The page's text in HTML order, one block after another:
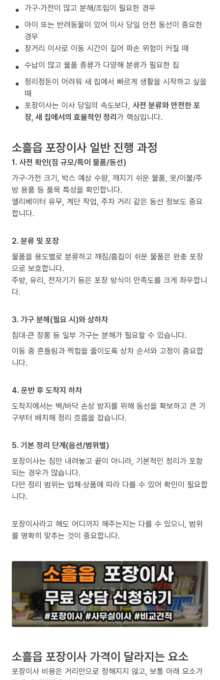
가구·가전이 많고 분해/조립이 필요한 경우
아이 또는 반려동물이 있어 이사 당일 안전 동선이 중요한
경우
장거리 이사로 이동 시간이 길어 파손 위험이 커질 때
수납이 많고 물품 종류가 다양해 분류가 필요한 집
정리정돈이 어려워 새 집에서 빠르게 생활을 시작하고 싶을
때
포장이사는 이사 당일의 속도보다, 사전 분류와 안전한 포
장, 새 집에서의 효율적인 정리가 핵심입니다.
소흘읍 포장이사 일반 진행 과정
1. 사전 확인(짐 규모/특이 물품/동선)
가구·가전 크기, 박스 예상 수량, 깨지기 쉬운 물품, 옷/이불/주
방 용품 등 품목 특성을 확인합니다.
엘리베이터 유무, 계단 작업, 주차 거리 같은 동선 정보도 중요
합니다.
2. 분류 및 포장
물품을 용도별로 분류하고 깨짐/흠집이 쉬운 물품은 완충 포장
으로 보호합니다.
주방, 유리, 전자기기 등은 포장 방식이 만족도를 크게 좌우합니
다.
3. 가구 분해(필요 시)와 상하차
침대·큰 장롱 등 일부 가구는 분해가 필요할 수 있습니다.
이동 중 흔들림과 찍힘을 줄이도록 상차 순서와 고정이 중요합
니다.
4. 운반 후 도착지 하차
도착지에서는 벽/바닥 손상 방지를 위해 동선을 확보하고 큰 가
구부터 배치해 정리 흐름을 잡습니다.
5. 기본 정리 단계(옵션/범위별)
포장이사는 짐만 내려놓고 끝이 아니라, 기본적인 정리가 포함
되는 경우가 많습니다.
다만 정리 범위는 업체·상품에 따라 다를 수 있어 확인이 필요합
니다.
포장이사라고 해도 어디까지 해주는지는 다를 수 있으니, 범위
를 명확히 맞추는 것이 중요합니다.
소흘읍 포장이사 가격이 달라지는 요소
포장이사 비용은 거리만으로 정해지지 않고, 보통 아래 요소가